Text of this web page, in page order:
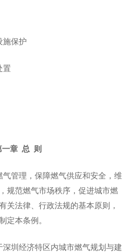
保护
一章 总 则
理，保障燃气供应和安全，维
规范燃气市场秩序，促进城市燃
关法律、行政法规的基本原则，
定本条例。
经济特区内城市燃气规划与建